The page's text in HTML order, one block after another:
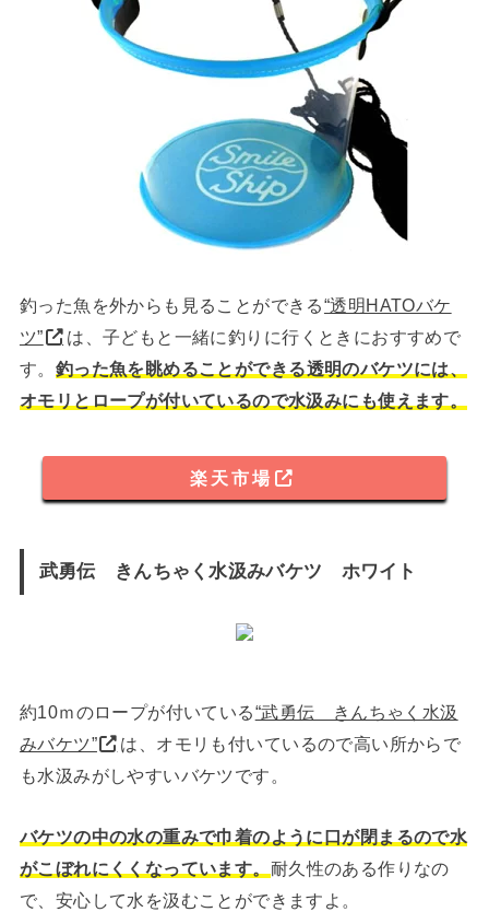
釣った魚を外からも見ることができる“透明HATOバケ
ツ”
は、子どもと一緒に釣りに行くときにおすすめで
す。 釣った魚を眺めることができる透明のバケツには、
オモリとロープが付いているので水汲みにも使えます。
楽天市場
武勇伝 きんちゃく水汲みバケツ ホワイト
約10ｍのロープが付いている“武勇伝 きんちゃく水汲
みバケツ”
は、オモリも付いているので高い所からで
も水汲みがしやすいバケツです。
バケツの中の水の重みで巾着のように口が閉まるので水
がこぼれにくくなっています。 耐久性のある作りなの
で、安心して水を汲むことができますよ。